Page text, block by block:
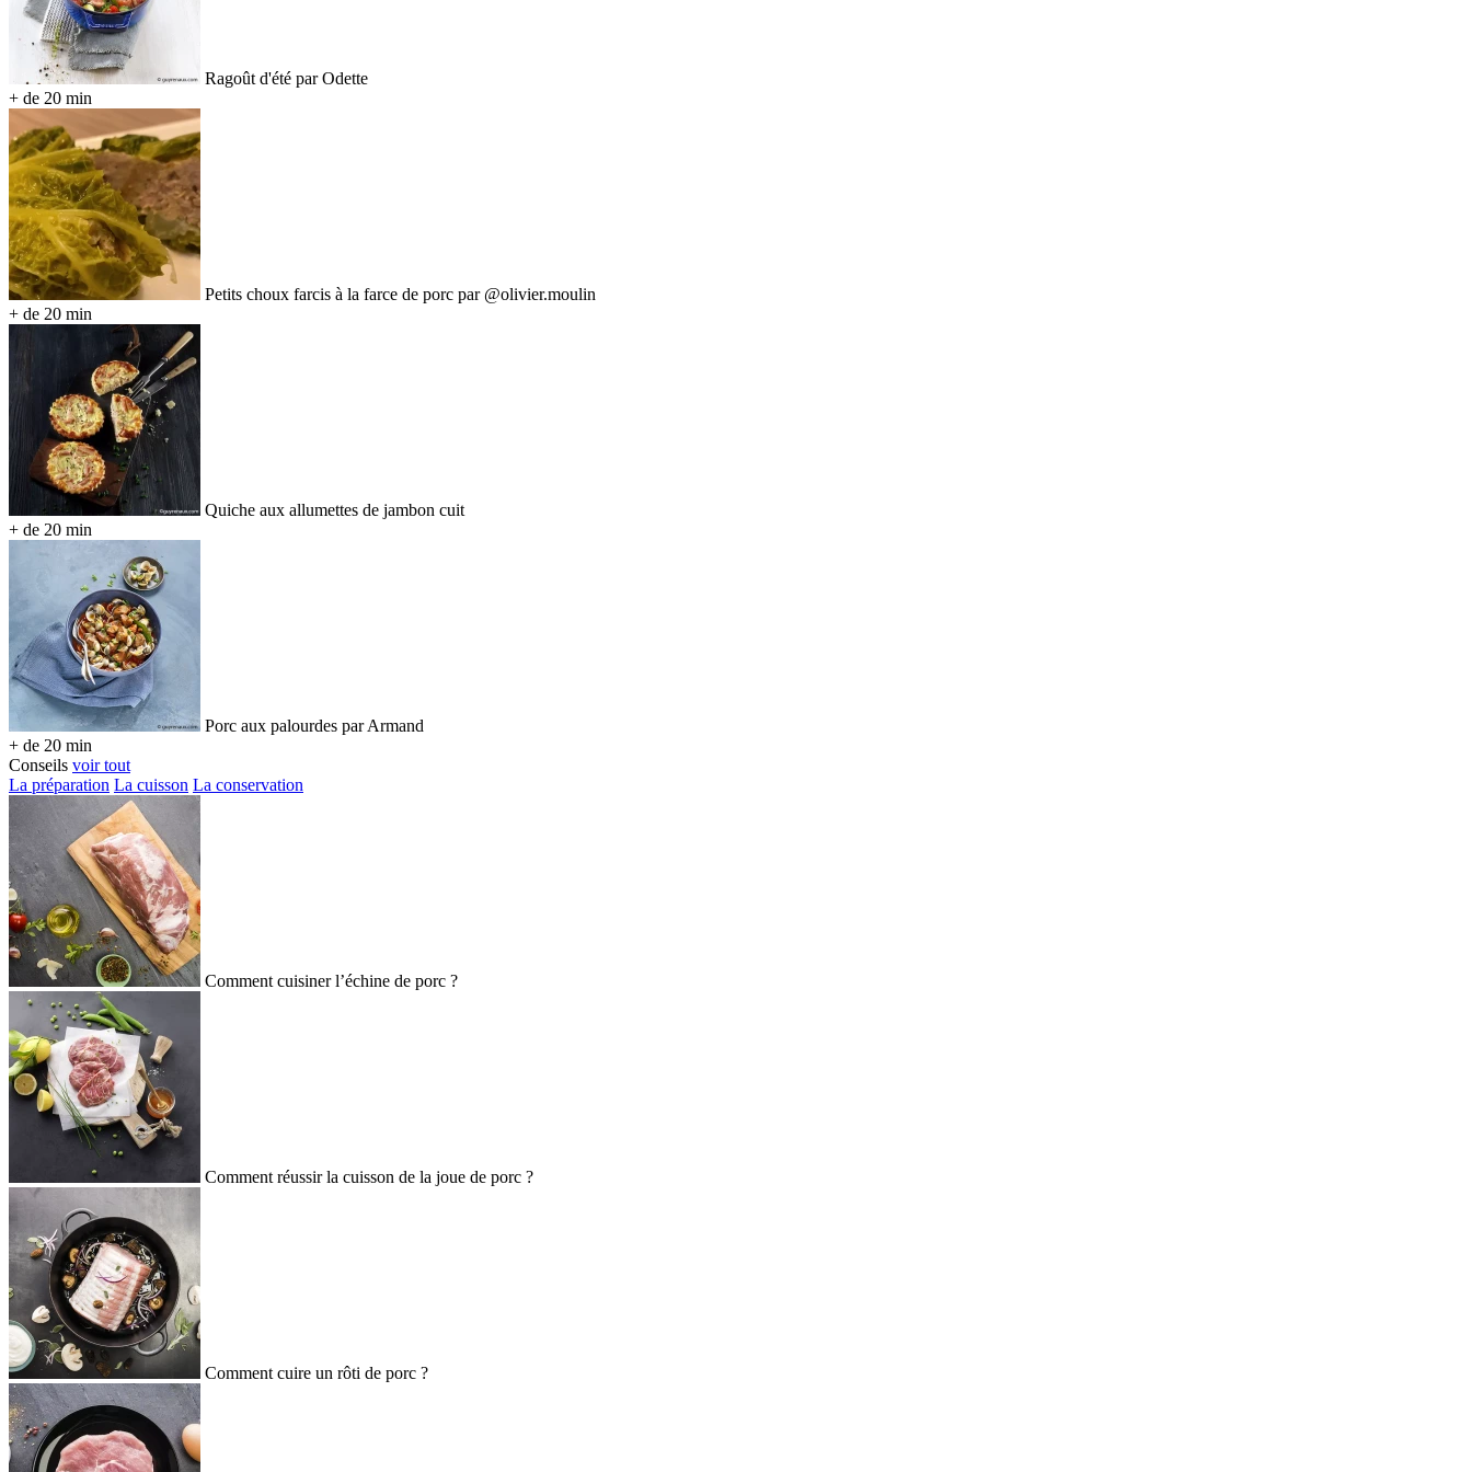
Ragoût d'été par Odette
+ de 20 min
Petits choux farcis à la farce de porc par @olivier.moulin
+ de 20 min
Quiche aux allumettes de jambon cuit
+ de 20 min
Porc aux palourdes par Armand
+ de 20 min
Conseils voir tout
La préparation La cuisson La conservation
Comment cuisiner l’échine de porc ?
Comment réussir la cuisson de la joue de porc ?
Comment cuire un rôti de porc ?